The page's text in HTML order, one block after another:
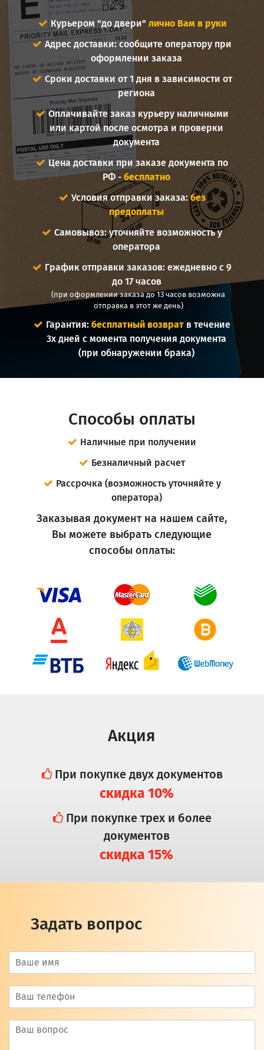
Курьером "до двери" лично Вам в руки
Адрес доставки: сообщите оператору при
оформлении заказа
Сроки доставки от 1 дня в зависимости от
региона
Оплачивайте заказ курьеру наличными
или картой после осмотра и проверки
документа
Цена доставки при заказе документа по
РФ -бесплатно
Условия отправки заказа:без
предоплаты
Самовывоз: уточняйте возможность у
оператора
График отправки заказов: ежедневно с 9
до 17 часов
(при оформлении заказа до 13 часов возможна
отправка в этот же день)
Гарантия:бесплатный возврат в течение
3х дней с момента получения документа
(при обнаружении брака)
Способы оплаты
Наличные при получении
Безналичный расчет
Рассрочка (возможность уточняйте у
оператора)
Заказывая документ на нашем сайте,
Вы можете выбрать следующие
способы оплаты:
Акция
При покупке двух документов
скидка 10%
При покупке трех и более
документов
скидка 15%
Задать вопрос